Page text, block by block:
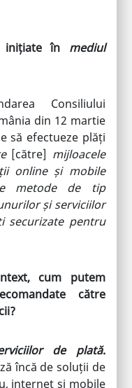
în mediul
Consiliului
din 12 martie
să efectueze plăți
[către] mijloacele
online și mobile
metode de tip
și serviciilor
securizate pentru
cum putem
către
de plată.
încă de soluții de
internet și mobile